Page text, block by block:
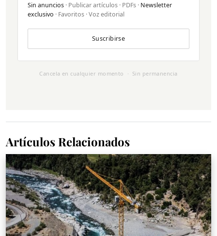
Sin anuncios · Publicar artículos · PDFs · Newsletter
exclusivo · Favoritos · Voz editorial
Suscribirse
Cancela en cualquier momento · Sin permanencia
Artículos Relacionados